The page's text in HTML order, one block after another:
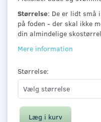
Størrelse: De er lidt små
på foden - der skal ikke
din almindelige
Mere information
Størrelse:
Læg i kurv